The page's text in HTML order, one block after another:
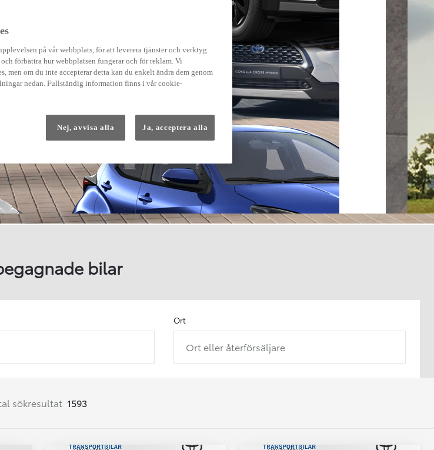
Från 569 900 kr
Från 3 958 kr/mån
HYBRID
Corolla
HYBRID
bilar
Ort
Ort eller återförsäljare
sökresultat 1593
på vår webbplats, för att leverera tjänster och verktyg
förbättra hur webbplatsen fungerar och för reklam. Vi
men om du inte accepterar detta kan du enkelt ändra dem genom
nedan. Fullständig information finns i vår cookie-
Nej, avvisa alla Ja, acceptera alla